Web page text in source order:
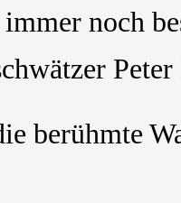
immer noch
berühmte